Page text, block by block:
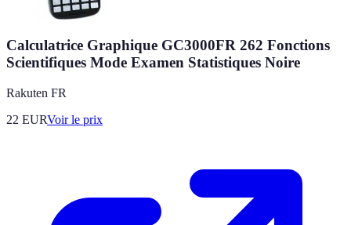
Calculatrice Graphique GC3000FR 262 Fonctions
Scientifiques Mode Examen Statistiques Noire
Rakuten FR
22 EURVoir le prix